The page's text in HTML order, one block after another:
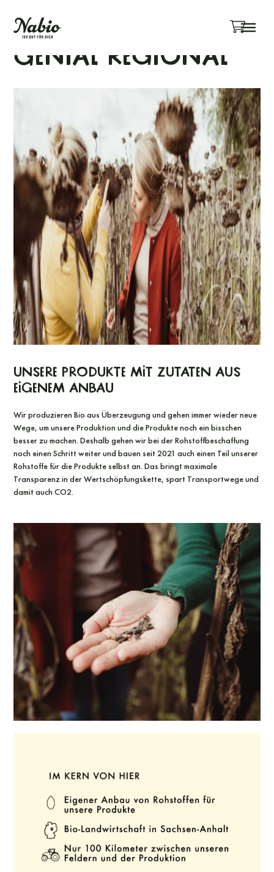
Genial regional
Unsere Produkte mit Zutaten aus
eigenem Anbau
Wir produzieren Bio aus Überzeugung und gehen immer wieder neue
Wege, um unsere Produktion und die Produkte noch ein bisschen
besser zu machen. Deshalb gehen wir bei der Rohstoffbeschaffung
noch einen Schritt weiter und bauen seit 2021 auch einen Teil unserer
Rohstoffe für die Produkte selbst an. Das bringt maximale
Transparenz in der Wertschöpfungskette, spart Transportwege und
damit auch CO2.